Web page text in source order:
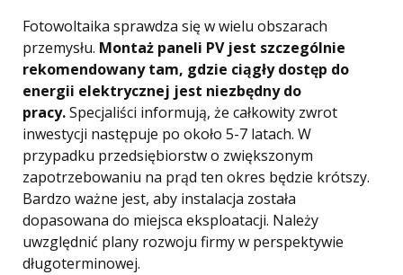
Fotowoltaika sprawdza się w wielu obszarach
przemysłu. Montaż paneli PV jest szczególnie
rekomendowany tam, gdzie ciągły dostęp do
energii elektrycznej jest niezbędny do
pracy.Specjaliści informują, że całkowity zwrot
inwestycji następuje po około 5-7 latach. W
przypadku przedsiębiorstw o zwiększonym
zapotrzebowaniu na prąd ten okres będzie krótszy.
Bardzo ważne jest, aby instalacja została
dopasowana do miejsca eksploatacji. Należy
uwzględnić plany rozwoju firmy w perspektywie
długoterminowej.